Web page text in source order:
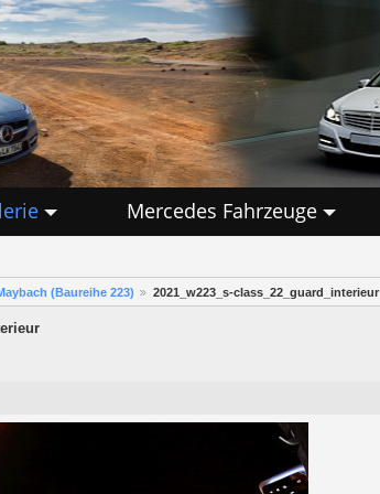
Mercedes Fahrzeuge
(Baureihe 223) 2021_w223_s-class_22_guard_interieur